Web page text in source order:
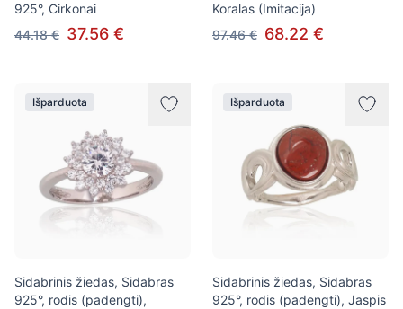
925°, Cirkonai
44.18 € 37.56 €
Koralas (Imitacija)
97.46 € 68.22 €
Išparduota
Sidabrinis žiedas, Sidabras
925°, rodis (padengti),
Išparduota
Sidabrinis žiedas, Sidabras
925°, rodis (padengti), Jaspis